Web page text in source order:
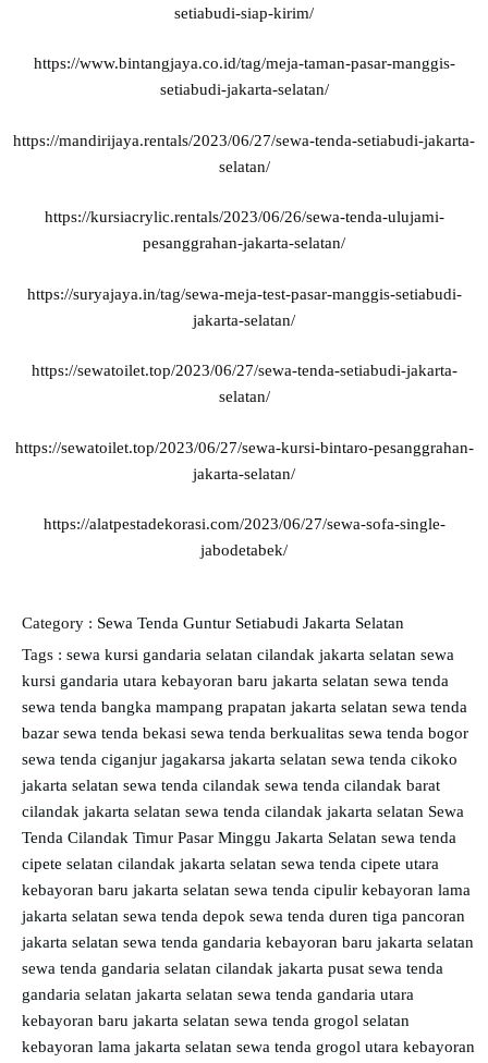
setiabudi-siap-kirim/
https://www.bintangjaya.co.id/tag/meja-taman-pasar-manggis-
setiabudi-jakarta-selatan/
https://mandirijaya.rentals/2023/06/27/sewa-tenda-setiabudi-jakarta-
selatan/
https://kursiacrylic.rentals/2023/06/26/sewa-tenda-ulujami-
pesanggrahan-jakarta-selatan/
https://suryajaya.in/tag/sewa-meja-test-pasar-manggis-setiabudi-
jakarta-selatan/
https://sewatoilet.top/2023/06/27/sewa-tenda-setiabudi-jakarta-
selatan/
https://sewatoilet.top/2023/06/27/sewa-kursi-bintaro-pesanggrahan-
jakarta-selatan/
https://alatpestadekorasi.com/2023/06/27/sewa-sofa-single-
jabodetabek/
Category : Sewa Tenda Guntur Setiabudi Jakarta Selatan
Tags : sewa kursi gandaria selatan cilandak jakarta selatan sewa
kursi gandaria utara kebayoran baru jakarta selatan sewa tenda
sewa tenda bangka mampang prapatan jakarta selatan sewa tenda
bazar sewa tenda bekasi sewa tenda berkualitas sewa tenda bogor
sewa tenda ciganjur jagakarsa jakarta selatan sewa tenda cikoko
jakarta selatan sewa tenda cilandak sewa tenda cilandak barat
cilandak jakarta selatan sewa tenda cilandak jakarta selatan Sewa
Tenda Cilandak Timur Pasar Minggu Jakarta Selatan sewa tenda
cipete selatan cilandak jakarta selatan sewa tenda cipete utara
kebayoran baru jakarta selatan sewa tenda cipulir kebayoran lama
jakarta selatan sewa tenda depok sewa tenda duren tiga pancoran
jakarta selatan sewa tenda gandaria kebayoran baru jakarta selatan
sewa tenda gandaria selatan cilandak jakarta pusat sewa tenda
gandaria selatan jakarta selatan sewa tenda gandaria utara
kebayoran baru jakarta selatan sewa tenda grogol selatan
kebayoran lama jakarta selatan sewa tenda grogol utara kebayoran